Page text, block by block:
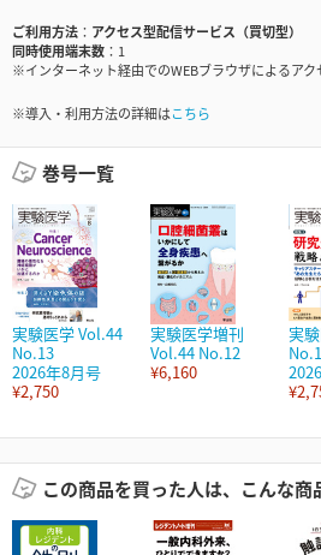
ご利用方法
アクセス型配信サービス（買切型）
同時使用端末数
1
※インターネット経由でのWEBブラウザによるアク
※導入・利用方法の詳細はこちら
巻号一覧
実験医学 Vol.44
No.13
2026年8月号
¥2,750
実験医学増刊
Vol.44 No.12
¥6,160
実
この商品を買った人は、こんな商